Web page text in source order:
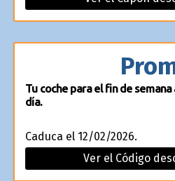
Tu coche para el fin de
día.
Caduca el 12/02/2026.
Ver el Código